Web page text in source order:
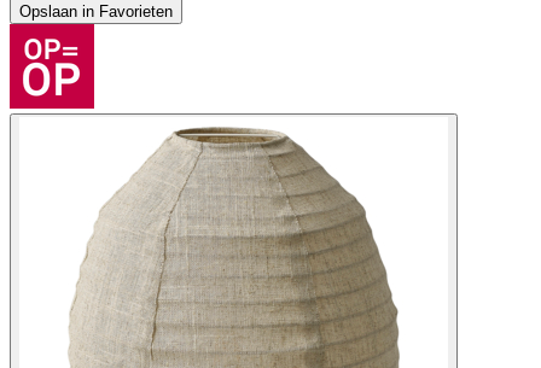
Opslaan in Favorieten